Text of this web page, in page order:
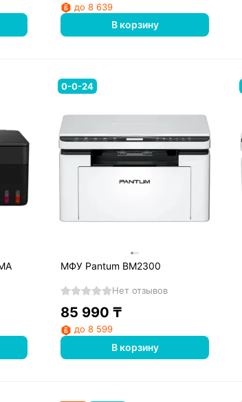
до 8 639
В корзину
0-0-24
МФУ Pantum BM2300
Нет отзывов
85 990 ₸
до 8 599
В корзину